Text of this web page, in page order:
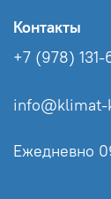
Контакты
+7 (978) 131-
Ежедневно